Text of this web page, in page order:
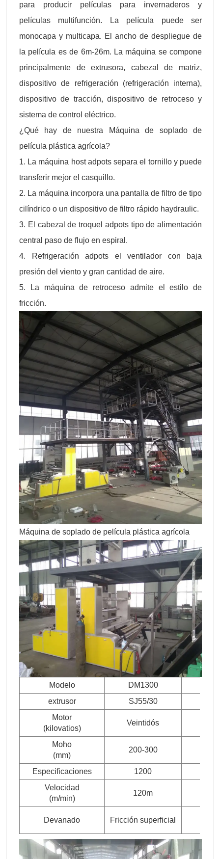
para producir películas para invernaderos y
películas multifunción. La película puede ser
monocapa y multicapa. El ancho de despliegue de
la película es de 6m-26m. La máquina se compone
principalmente de extrusora, cabezal de matriz,
dispositivo de refrigeración (refrigeración interna),
dispositivo de tracción, dispositivo de retroceso y
sistema de control eléctrico.
¿Qué hay de nuestra Máquina de soplado de
película plástica agrícola?
1. La máquina host adpots separa el tornillo y puede
transferir mejor el casquillo.
2. La máquina incorpora una pantalla de filtro de tipo
cilíndrico o un dispositivo de filtro rápido haydraulic.
3. El cabezal de troquel adpots tipo de alimentación
central paso de flujo en espiral.
4. Refrigeración adpots el ventilador con baja
presión del viento y gran cantidad de aire.
5. La máquina de retroceso admite el estilo de
fricción.
Máquina de soplado de película plástica agrícola
Modelo DM1300
extrusor
SJ55/30
Motor
(kilovatios)
Veintidós
Moho
(mm)
200-300
Especificaciones 1200
Velocidad
(m/min)
120m
Devanado Fricción superficial